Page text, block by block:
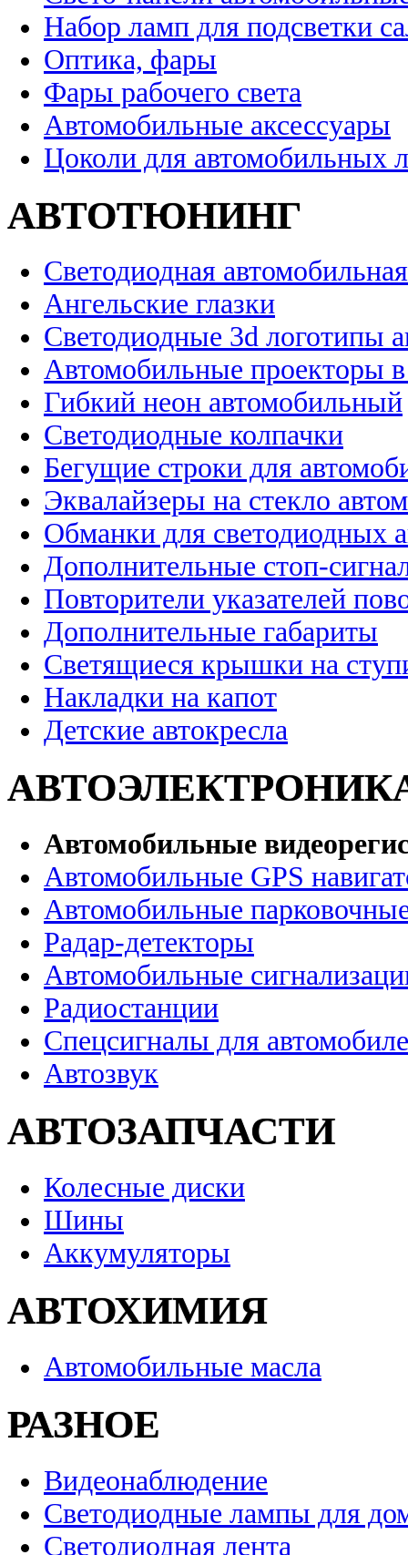
Набор ламп для подсветки
Оптика, фары
Фары рабочего света
Автомобильные аксессуары
Цоколи для автомобильных
АВТОТЮНИНГ
Светодиодная
Ангельские глазки
Светодиодные 3d логотипы
Автомобильные проекторы
Гибкий неон автомобильный
Светодиодные колпачки
Бегущие строки для
Эквалайзеры на стекло
Обманки для светодиодных
Дополнительные стоп-
Повторители указателей
Дополнительные габариты
Светящиеся крышки на
Накладки на капот
Детские автокресла
Автомобильные
Автомобильные GPS
Автомобильные
Радар-детекторы
Автомобильные
Радиостанции
Спецсигналы для
Автозвук
АВТОЗАПЧАСТИ
Колесные диски
Шины
Аккумуляторы
АВТОХИМИЯ
Автомобильные масла
РАЗНОЕ
Видеонаблюдение
Светодиодные лампы для
Светодиодная лента